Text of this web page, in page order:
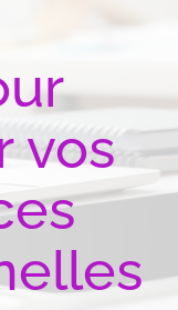
vos